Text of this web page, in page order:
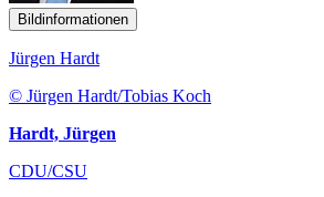
Bildinformationen
Jürgen Hardt
© Jürgen Hardt/Tobias Koch
Hardt, Jürgen
CDU/CSU